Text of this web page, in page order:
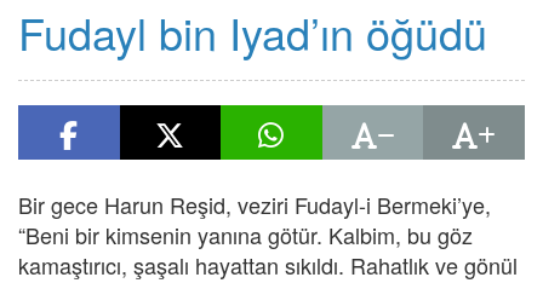
Fudayl bin Iyad’ın öğüdü
Bir gece Harun Reşid, veziri Fudayl-i Bermeki’ye,
“Beni bir kimsenin yanına götür. Kalbim, bu göz
kamaştırıcı, şaşalı hayattan sıkıldı. Rahatlık ve gönül